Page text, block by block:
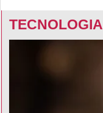
TECNOLOGIA